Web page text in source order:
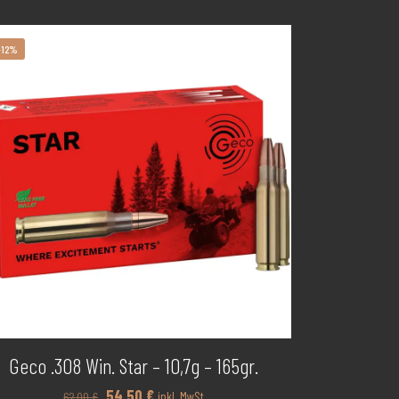
Geco .308 Win. Star – 10,7g – 165gr.
Ursprünglicher
Aktueller